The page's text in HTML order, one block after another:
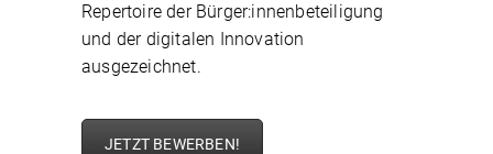
Repertoire der Bürger:innenbeteiligung
und der digitalen Innovation
ausgezeichnet.
JETZT BEWERBEN!